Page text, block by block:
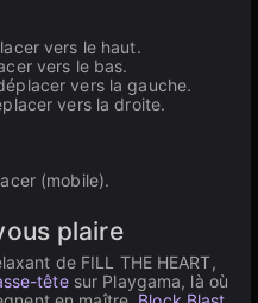
vers le haut.
vers le bas.
vers la gauche.
vers la droite.
(mobile).
plaire
de FILL THE HEART,
têtesur Playgama, là où